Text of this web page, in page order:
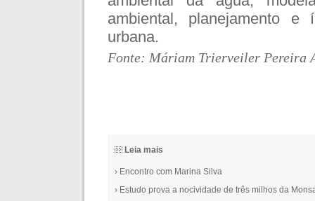
ambiental, planejamento e
urbana.
Fonte: Máriam Trierveiler Pereira
Leia mais
› Encontro com Marina Silva
› Estudo prova a nocividade de três milhos da